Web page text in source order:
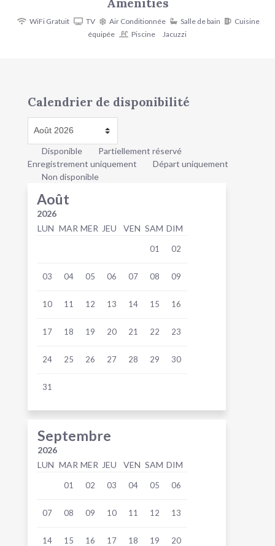
WiFi Gratuit TV Air Conditionnée Salle de bain
Cuisine
équipée
Piscine Jacuzzi
Calendrier de disponibilité
Disponible
Partiellement réservé
Enregistrement uniquement
Départ uniquement
Non disponible
Août
2026
LUN MAR MER JEU VEN SAM DIM
01 02
03 04 05 06 07 08 09
10 11 12 13 14 15 16
17 18 19 20 21 22 23
24 25 26 27 28 29 30
31
Septembre
2026
LUN MAR MER JEU VEN SAM DIM
01 02 03 04 05 06
07 08 09 10 11 12 13
14 15 16 17 18 19 20